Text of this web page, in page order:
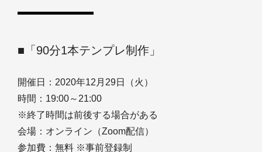
■「90分1本テンプレ制作」
開催日：2020年12月29日（火）
時間：19:00～21:00
※終了時間は前後する場合がある
会場：オンライン（Zoom配信）
参加費：無料 ※事前登録制